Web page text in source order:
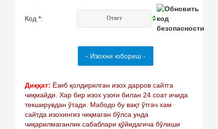
Код *:
Диққат: Ёзиб қолдирилган изох дарров сайтга
чиқмайди. Хар бир изох узоғи билан 24 соат ичида
текширувдан ўтади. Мабодо бу вақт ўтгач хам
сайтда изохингиз чиқмаган бўлса унда
чиқарилмаганлик сабаблари қўйидагича бўлиши